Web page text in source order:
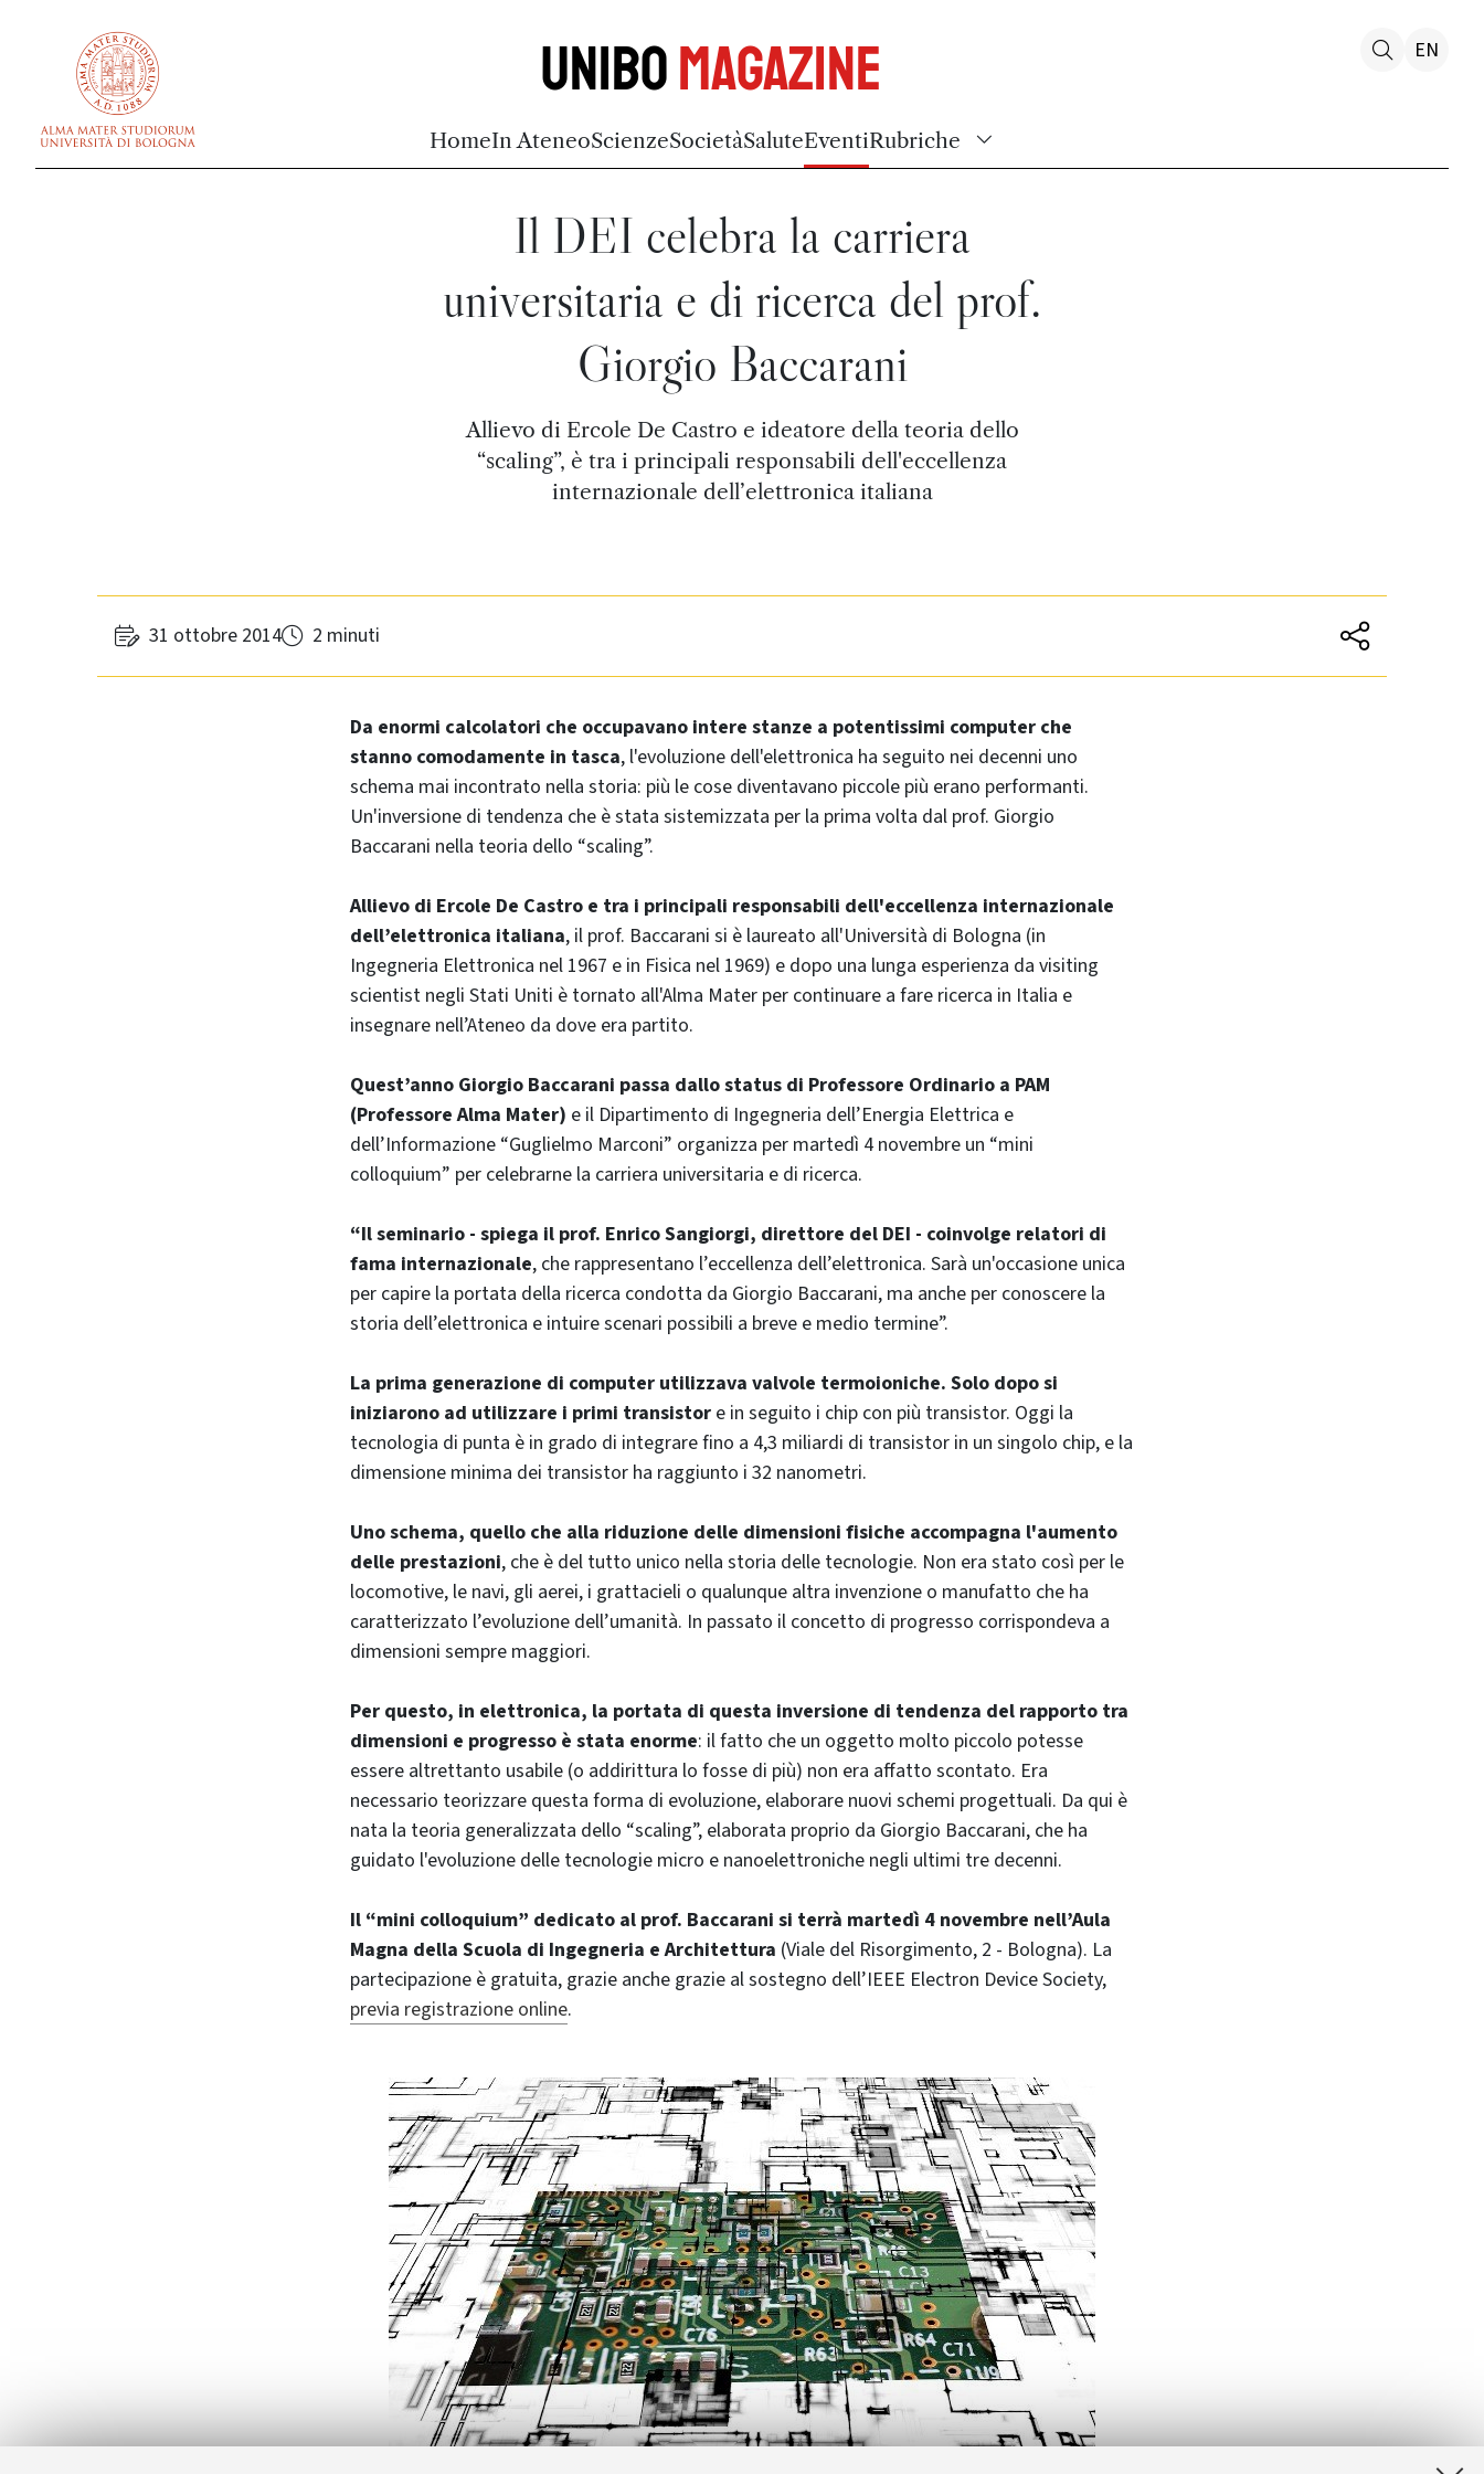
UniboMagazine
HomeIn AteneoScienzeSocietàSaluteEventiRubriche
EN
Il DEI celebra la carriera
universitaria e di ricerca del prof.
Giorgio Baccarani
Allievo di Ercole De Castro e ideatore della teoria dello
“scaling”, è tra i principali responsabili dell'eccellenza
internazionale dell’elettronica italiana
31 ottobre 2014 2 minuti
Da enormi calcolatori che occupavano intere stanze a potentissimi computer che
stanno comodamente in tasca, l'evoluzione dell'elettronica ha seguito nei decenni uno
schema mai incontrato nella storia: più le cose diventavano piccole più erano performanti.
Un'inversione di tendenza che è stata sistemizzata per la prima volta dal prof. Giorgio
Baccarani nella teoria dello “scaling”.
Allievo di Ercole De Castro e tra i principali responsabili dell'eccellenza internazionale
dell’elettronica italiana, il prof. Baccarani si è laureato all'Università di Bologna (in
Ingegneria Elettronica nel 1967 e in Fisica nel 1969) e dopo una lunga esperienza da visiting
scientist negli Stati Uniti è tornato all'Alma Mater per continuare a fare ricerca in Italia e
insegnare nell’Ateneo da dove era partito.
Quest’anno Giorgio Baccarani passa dallo status di Professore Ordinario a PAM
(Professore Alma Mater) e il Dipartimento di Ingegneria dell’Energia Elettrica e
dell’Informazione “Guglielmo Marconi” organizza per martedì 4 novembre un “mini
colloquium” per celebrarne la carriera universitaria e di ricerca.
“Il seminario - spiega il prof. Enrico Sangiorgi, direttore del DEI - coinvolge relatori di
fama internazionale, che rappresentano l’eccellenza dell’elettronica. Sarà un'occasione unica
per capire la portata della ricerca condotta da Giorgio Baccarani, ma anche per conoscere la
storia dell’elettronica e intuire scenari possibili a breve e medio termine”.
La prima generazione di computer utilizzava valvole termoioniche. Solo dopo si
iniziarono ad utilizzare i primi transistor e in seguito i chip con più transistor. Oggi la
tecnologia di punta è in grado di integrare fino a 4,3 miliardi di transistor in un singolo chip, e la
dimensione minima dei transistor ha raggiunto i 32 nanometri.
Uno schema, quello che alla riduzione delle dimensioni fisiche accompagna l'aumento
delle prestazioni, che è del tutto unico nella storia delle tecnologie. Non era stato così per le
locomotive, le navi, gli aerei, i grattacieli o qualunque altra invenzione o manufatto che ha
caratterizzato l’evoluzione dell’umanità. In passato il concetto di progresso corrispondeva a
dimensioni sempre maggiori.
Per questo, in elettronica, la portata di questa inversione di tendenza del rapporto tra
dimensioni e progresso è stata enorme: il fatto che un oggetto molto piccolo potesse
essere altrettanto usabile (o addirittura lo fosse di più) non era affatto scontato. Era
necessario teorizzare questa forma di evoluzione, elaborare nuovi schemi progettuali. Da qui è
nata la teoria generalizzata dello “scaling”, elaborata proprio da Giorgio Baccarani, che ha
guidato l'evoluzione delle tecnologie micro e nanoelettroniche negli ultimi tre decenni.
Il “mini colloquium” dedicato al prof. Baccarani si terrà martedì 4 novembre nell’Aula
Magna della Scuola di Ingegneria e Architettura (Viale del Risorgimento, 2 - Bologna). La
partecipazione è gratuita, grazie anche grazie al sostegno dell’IEEE Electron Device Society,
previa registrazione online.